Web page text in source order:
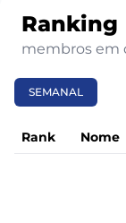
Ranking
membros em
SEMANAL
Rank Nome